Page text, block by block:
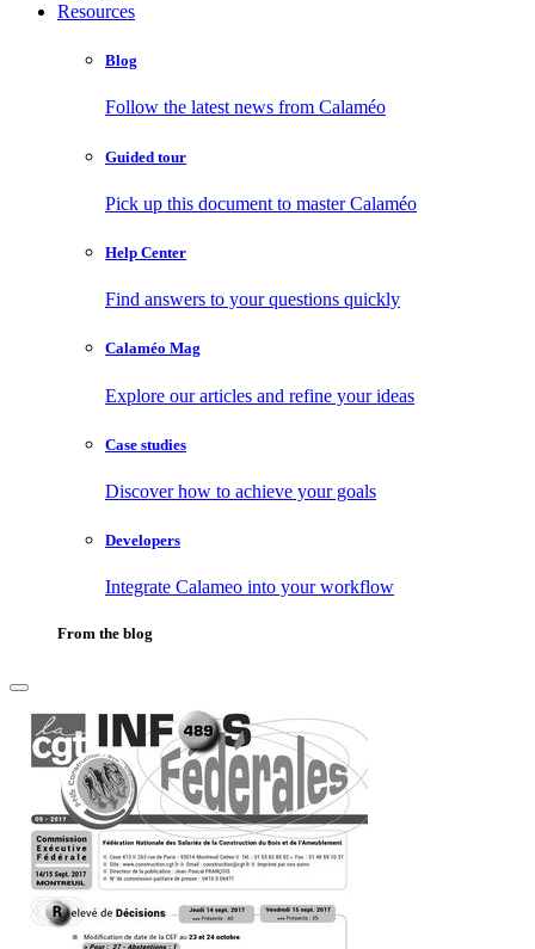
Resources
Blog
Follow the latest news from Calaméo
Guided tour
Pick up this document to master Calaméo
Help Center
Find answers to your questions quickly
Calaméo Mag
Explore our articles and refine your ideas
Case studies
Discover how to achieve your goals
Developers
Integrate Calameo into your workflow
From the blog